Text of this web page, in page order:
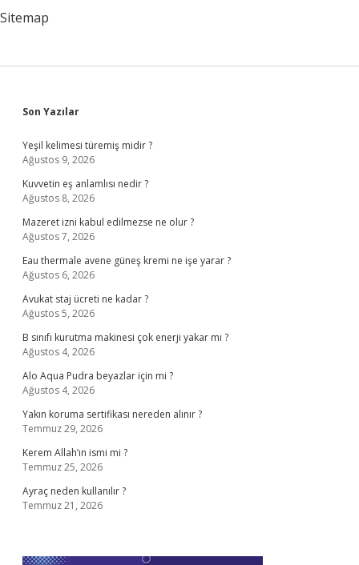
Sitemap
Sidebar
Son Yazılar
Yeşil kelimesi türemiş midir ?
Ağustos 9, 2026
Kuvvetin eş anlamlısı nedir ?
Ağustos 8, 2026
Mazeret izni kabul edilmezse ne olur ?
Ağustos 7, 2026
Eau thermale avene güneş kremi ne işe yarar ?
Ağustos 6, 2026
Avukat staj ücreti ne kadar ?
Ağustos 5, 2026
B sınıfı kurutma makinesi çok enerji yakar mı ?
Ağustos 4, 2026
Alo Aqua Pudra beyazlar için mi ?
Ağustos 4, 2026
Yakın koruma sertifikası nereden alınır ?
Temmuz 29, 2026
Kerem Allah’ın ismi mi ?
Temmuz 25, 2026
Ayraç neden kullanılır ?
Temmuz 21, 2026